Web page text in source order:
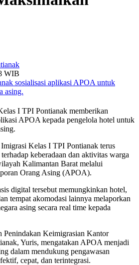
WIB
I TPI Pontianak memberikan
APOA kepada pengelola hotel untuk
Kelas I TPI Pontianak terus
keberadaan dan aktivitas warga
Kalimantan Barat melalui
Orang Asing (APOA).
digital tersebut memungkinkan hotel,
tempat akomodasi lainnya melaporkan
asing secara real time kepada
Penindakan Keimigrasian Kantor
Yuris, mengatakan APOA menjadi
dalam mendukung pengawasan
cepat, dan terintegrasi.